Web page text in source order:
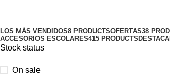
LOS MÁS VENDIDOS8 PRODUCTSOFERTAS38
ACCESORIOS ESCOLARES415 PRODUCTS
Stock status
On sale